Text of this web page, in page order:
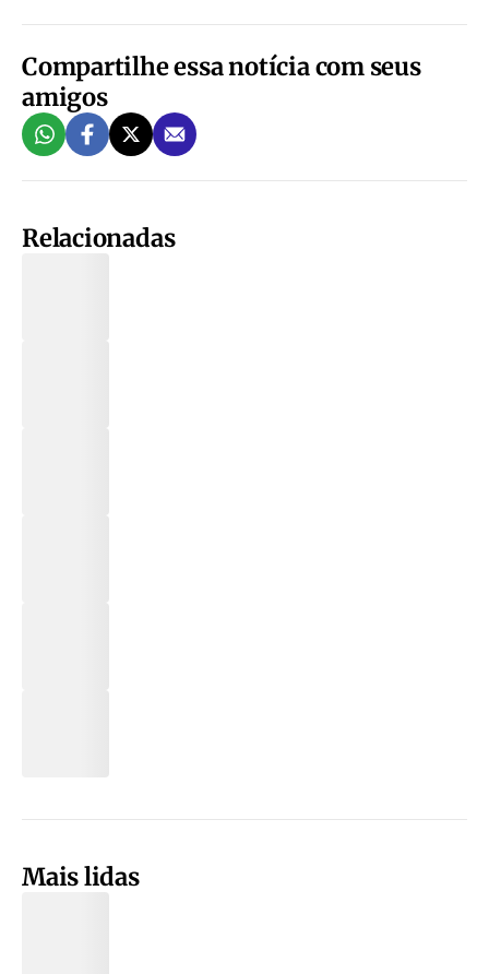
Compartilhe essa notícia com seus
amigos
Relacionadas
Mais lidas